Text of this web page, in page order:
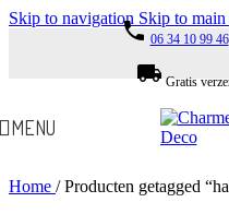
Skip to navigation Skip to
phone 06 34 10 99 46
local_shipping Gratis
MENU
Home / Producten getagged